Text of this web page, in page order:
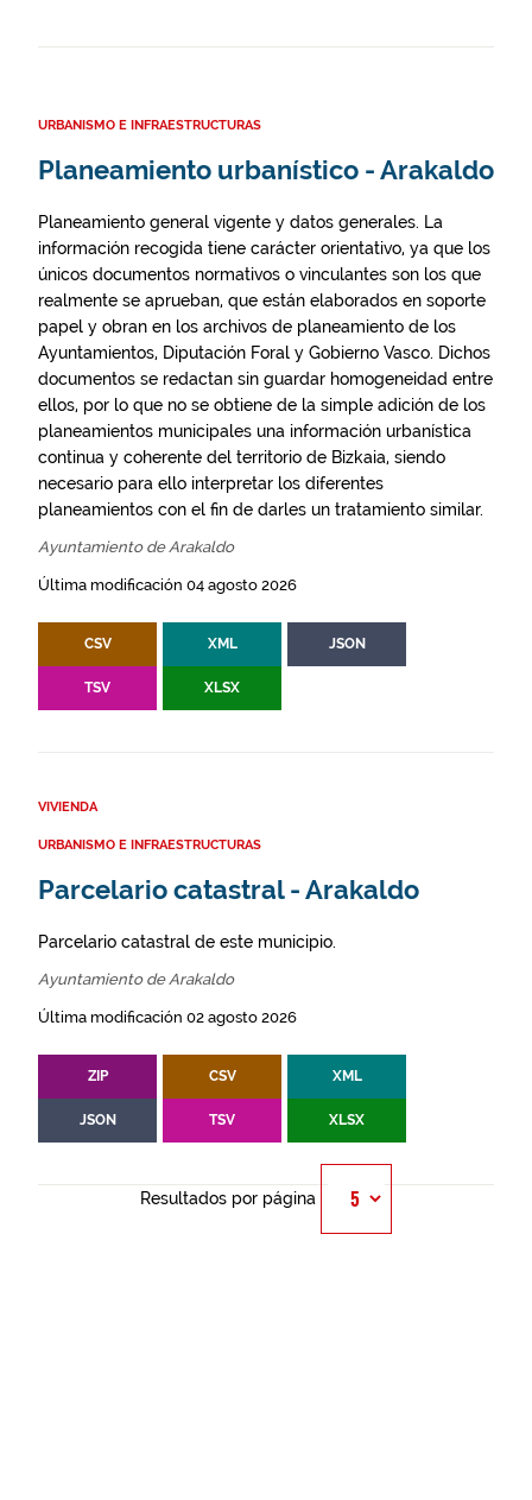
URBANISMO E INFRAESTRUCTURAS
Planeamiento urbanístico - Arakaldo
Planeamiento general vigente y datos generales. La
información recogida tiene carácter orientativo, ya que los
únicos documentos normativos o vinculantes son los que
realmente se aprueban, que están elaborados en soporte
papel y obran en los archivos de planeamiento de los
Ayuntamientos, Diputación Foral y Gobierno Vasco. Dichos
documentos se redactan sin guardar homogeneidad entre
ellos, por lo que no se obtiene de la simple adición de los
planeamientos municipales una información urbanística
continua y coherente del territorio de Bizkaia, siendo
necesario para ello interpretar los diferentes
planeamientos con el fin de darles un tratamiento similar.
Ayuntamiento de Arakaldo
Última modificación 04 agosto 2026
CSV XML JSON
TSV XLSX
VIVIENDA
URBANISMO E INFRAESTRUCTURAS
Parcelario catastral - Arakaldo
Parcelario catastral de este municipio.
Ayuntamiento de Arakaldo
Última modificación 02 agosto 2026
ZIP CSV XML
JSON TSV XLSX
Resultados por página